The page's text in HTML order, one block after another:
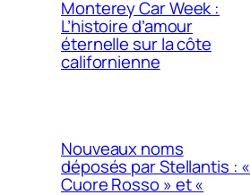
Monterey Car Week :
L’histoire d’amour
éternelle sur la côte
californienne
Nouveaux noms
déposés par Stellantis : «
Cuore Rosso » et «